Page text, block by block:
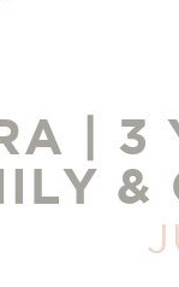
| 3
&